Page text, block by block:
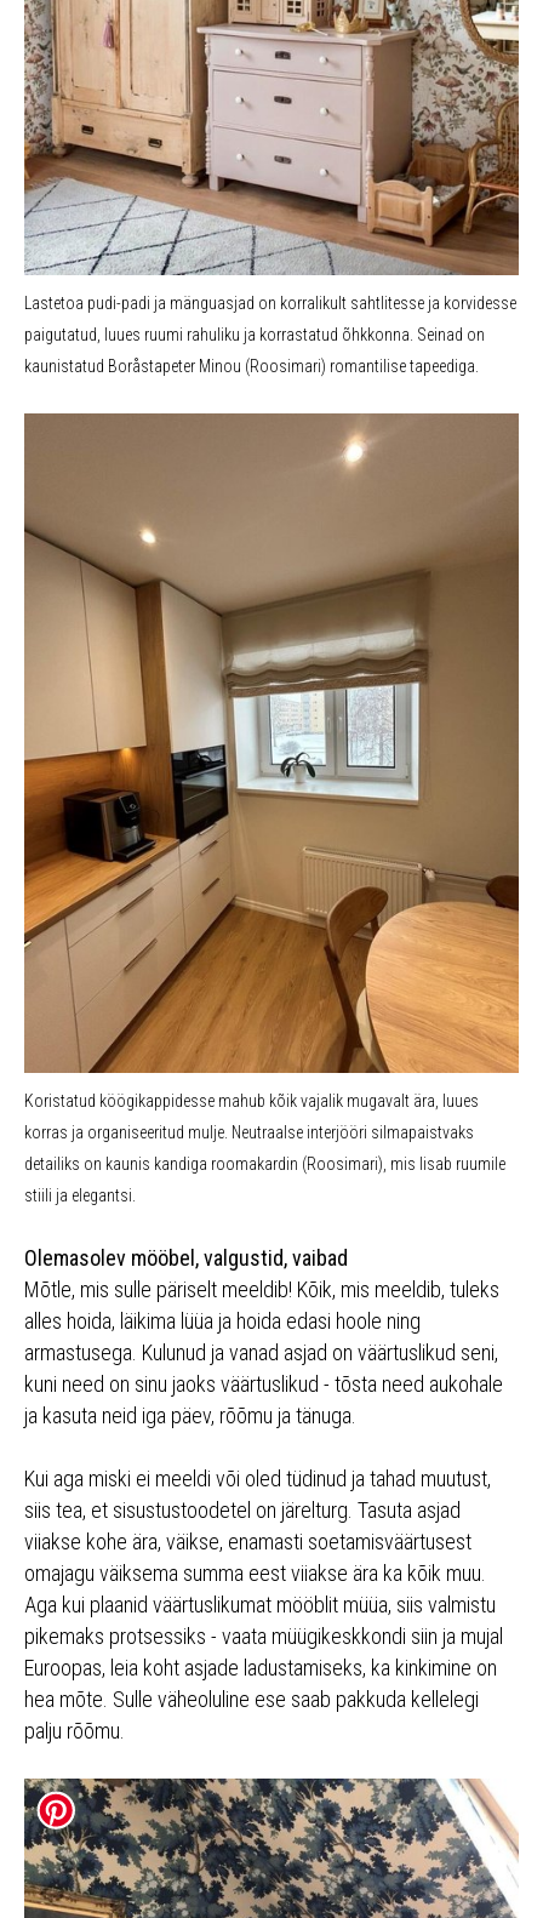
Lastetoa pudi-padi ja mänguasjad on korralikult sahtlitesse ja korvidesse
paigutatud, luues ruumi rahuliku ja korrastatud õhkkonna. Seinad on
kaunistatud Boråstapeter Minou (Roosimari) romantilise tapeediga.
Koristatud köögikappidesse mahub kõik vajalik mugavalt ära, luues
korras ja organiseeritud mulje. Neutraalse interjööri silmapaistvaks
detailiks on kaunis kandiga roomakardin (Roosimari), mis lisab ruumile
stiili ja elegantsi.
Olemasolev mööbel, valgustid, vaibad
Mõtle, mis sulle päriselt meeldib! Kõik, mis meeldib, tuleks
alles hoida, läikima lüüa ja hoida edasi hoole ning
armastusega. Kulunud ja vanad asjad on väärtuslikud seni,
kuni need on sinu jaoks väärtuslikud - tõsta need aukohale
ja kasuta neid iga päev, rõõmu ja tänuga.
Kui aga miski ei meeldi või oled tüdinud ja tahad muutust,
siis tea, et sisustustoodetel on järelturg. Tasuta asjad
viiakse kohe ära, väikse, enamasti soetamisväärtusest
omajagu väiksema summa eest viiakse ära ka kõik muu.
Aga kui plaanid väärtuslikumat mööblit müüa, siis valmistu
pikemaks protsessiks - vaata müügikeskkondi siin ja mujal
Euroopas, leia koht asjade ladustamiseks, ka kinkimine on
hea mõte. Sulle väheoluline ese saab pakkuda kellelegi
palju rõõmu.